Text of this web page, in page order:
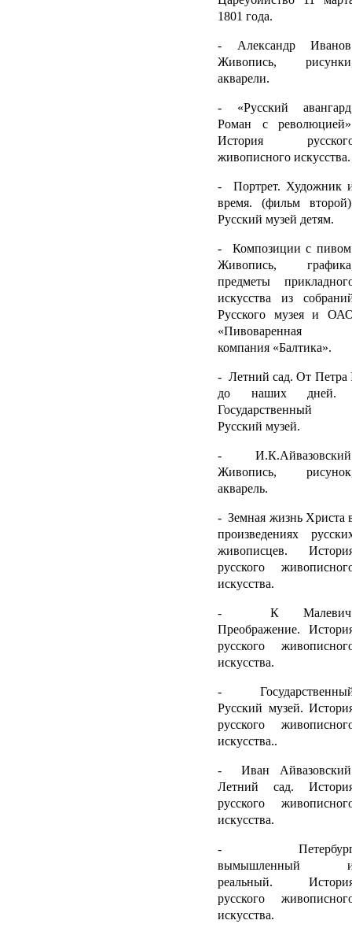
1801 года.
- Александр
Живопись,
акварели.
- «Русский
Роман с
История
живописного искусства.
- Портрет. Художник
время. (фильм
Русский музей детям.
- Композиции с
Живопись,
предметы
искусства из
Русского музея и
«Пивоваренная
компания «Балтика».
- Летний сад. От Петра
до наших дней.
Государственный
Русский музей.
-
Живопись,
акварель.
- Земная жизнь Христа
произведениях
живописцев.
русского
искусства.
- К
Преображение.
русского
искусства.
-
Русский музей.
русского
искусства..
- Иван
Летний сад.
русского
искусства.
-
вымышленный
реальный.
русского
искусства.